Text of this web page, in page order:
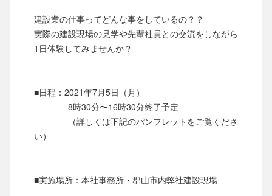
建設業の仕事ってどんな事をしているの？？
実際の建設現場の見学や先輩社員との交流をしながら
1日体験してみませんか？
■日程：2021年7月5日（月）
8時30分〜16時30分終了予定
（詳しくは下記のパンフレットをご覧くださ
い）
■実施場所：本社事務所・郡山市内弊社建設現場